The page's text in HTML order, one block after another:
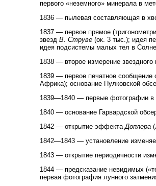
первого «неземного» минерала в
1836 — пылевая составляющая в
1837 — первое прямое
звезд В. Струве (ок. 3 тыс.); идея
идея подсистемы малых тел в
1838 — второе измерение
1839 — первое печатное
Африка); основание Пулковской
1839—1840 — первые фотографии
1840 — основание Гарвардской
1842 — открытие эффекта Доплера (
1842—1843 — установление
1843 — открытие периодичности
1844 — предсказание невидимых
первая фотография лунного